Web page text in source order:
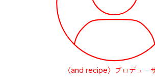
〈and recipe〉プロデュー